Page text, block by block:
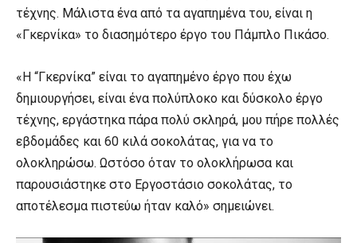
τέχνης. Μάλιστα ένα από τα αγαπημένα του, είναι η
«Γκερνίκα» το διασημότερο έργο του Πάμπλο Πικάσο.
«Η “Γκερνίκα” είναι το αγαπημένο έργο που έχω
δημιουργήσει, είναι ένα πολύπλοκο και δύσκολο έργο
τέχνης, εργάστηκα πάρα πολύ σκληρά, μου πήρε πολλές
εβδομάδες και 60 κιλά σοκολάτας, για να το
ολοκληρώσω. Ωστόσο όταν το ολοκλήρωσα και
παρουσιάστηκε στο Εργοστάσιο σοκολάτας, το
αποτέλεσμα πιστεύω ήταν καλό» σημειώνει.